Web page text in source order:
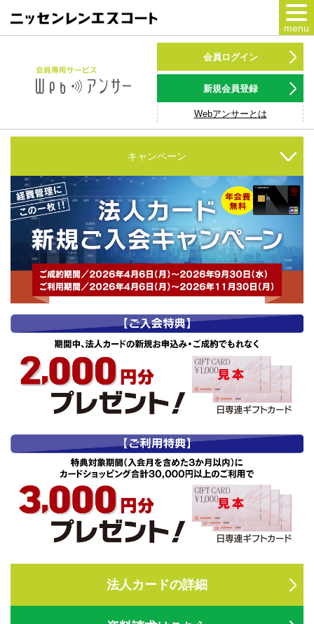
menu
カードをつかう
NSポイント
キャンペーン
会員専用サービス Webアンサー
サービス
各種ローン
お客様サポート
法人のみなさま
加盟店のみなさま
会員ログイン
新規会員登録
Webアンサーとは
キャンペーン
法人カードの詳細